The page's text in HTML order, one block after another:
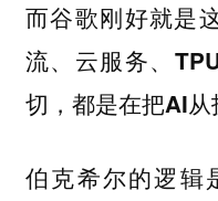
而谷歌刚好就是
流、云服务、
切，都是在把AI从
伯克希尔的逻辑